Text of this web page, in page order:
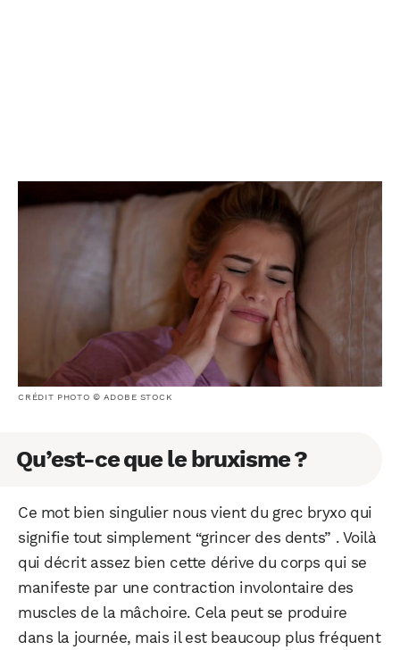
CRÉDIT PHOTO © ADOBE STOCK
Qu’est-ce que le bruxisme ?
Ce mot bien singulier nous vient du grec bryxo qui
signifie tout simplement “grincer des dents” . Voilà
qui décrit assez bien cette dérive du corps qui se
manifeste par une contraction involontaire des
muscles de la mâchoire. Cela peut se produire
dans la journée, mais il est beaucoup plus fréquent